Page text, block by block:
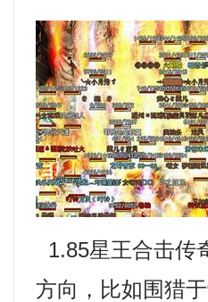
1.85星王合击传
方向，比如围猎